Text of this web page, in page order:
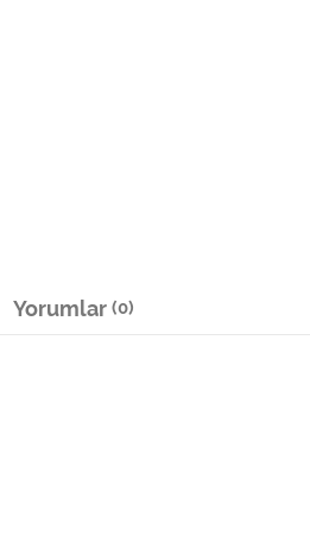
Yorumlar (0)